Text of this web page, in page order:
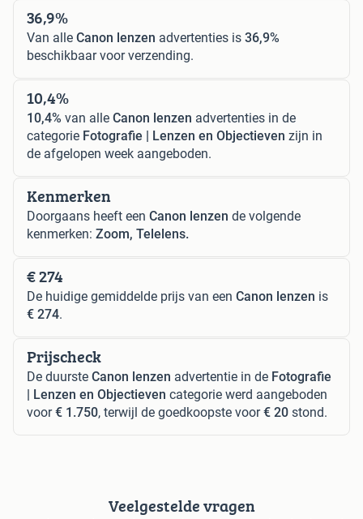
36,9%
Van alle Canon lenzen advertenties is 36,9%
beschikbaar voor verzending.
10,4%
10,4% van alle Canon lenzen advertenties in de
categorie Fotografie | Lenzen en Objectieven zijn in
de afgelopen week aangeboden.
Kenmerken
Doorgaans heeft een Canon lenzen de volgende
kenmerken: Zoom, Telelens.
€ 274
De huidige gemiddelde prijs van een Canon lenzen is
€ 274.
Prijscheck
De duurste Canon lenzen advertentie in de Fotografie
| Lenzen en Objectieven categorie werd aangeboden
voor€ 1.750, terwijl de goedkoopste voor€ 20 stond.
Veelgestelde vragen